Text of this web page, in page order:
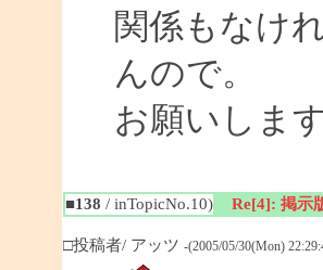
関係もなけ
んので。
お願いしま
■138 / inTopicNo.10) Re[4]: 掲示
□投稿者/ アッツ -(2005/05/30(Mon)